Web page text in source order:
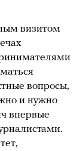
визитом
вопросы,
и нужно
впервые